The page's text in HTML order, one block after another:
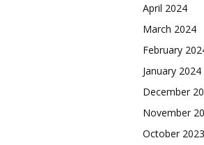
April 2024
March 2024
February
January 2024
December
November
October 2023